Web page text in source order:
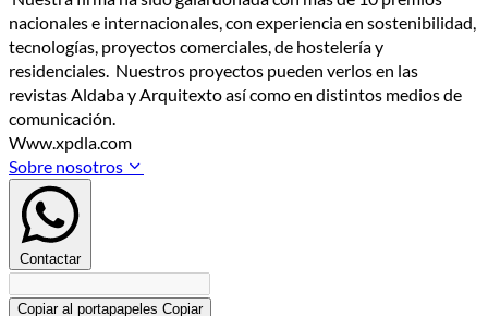
nacionales e internacionales, con experiencia en sostenibilidad,
tecnologías, proyectos comerciales, de hostelería y
residenciales. Nuestros proyectos pueden verlos en las
revistas Aldaba y Arquitexto así como en distintos medios de
comunicación.
Www.xpdla.com
Sobre nosotros
Contactar
Copiar al portapapeles Copiar